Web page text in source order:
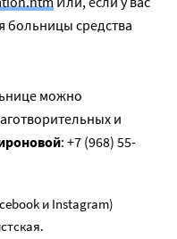
больницы средства
можно
и
: +7 (968) 55-
и Instagram)